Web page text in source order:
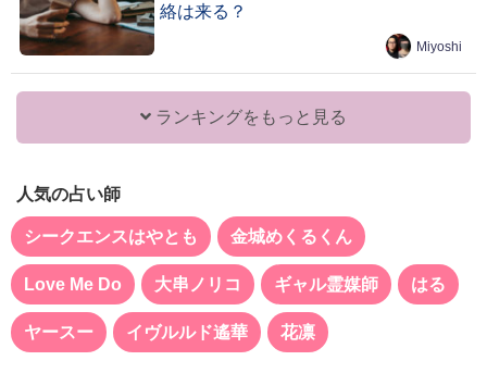
絡は来る？
Miyoshi
ランキングをもっと見る
人気の占い師
シークエンスはやとも 金城めくるくん
Love Me Do 大串ノリコ ギャル霊媒師 はる
ヤースー イヴルルド遙華 花凛